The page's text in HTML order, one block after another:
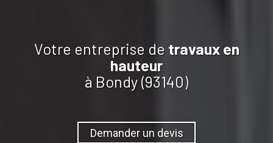
Votre entreprise de travaux en
hauteur
à Bondy (93140)
Demander un devis